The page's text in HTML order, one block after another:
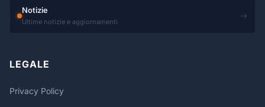
Notizie
Ultime notizie e aggiornamenti
→
LEGALE
Privacy Policy